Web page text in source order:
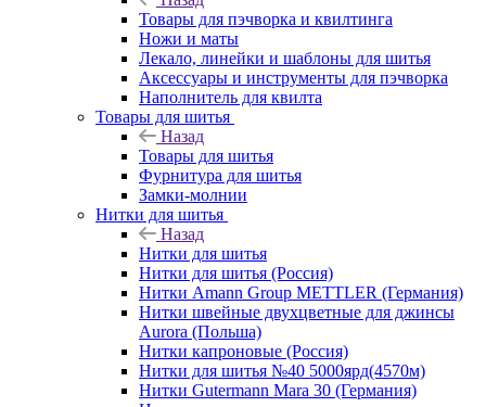
Товары для пэчворка и квилтинга
Ножи и маты
Лекало, линейки и шаблоны для шитья
Аксессуары и инструменты для пэчворка
Наполнитель для квилта
Товары для шитья
Назад
Товары для шитья
Фурнитура для шитья
Замки-молнии
Нитки для шитья
Назад
Нитки для шитья
Нитки для шитья (Россия)
Нитки Amann Group METTLER (Германия)
Нитки швейные двухцветные для джинсы
Aurora (Польша)
Нитки капроновые (Россия)
Нитки для шитья №40 5000ярд(4570м)
Нитки Gutermann Mara 30 (Германия)